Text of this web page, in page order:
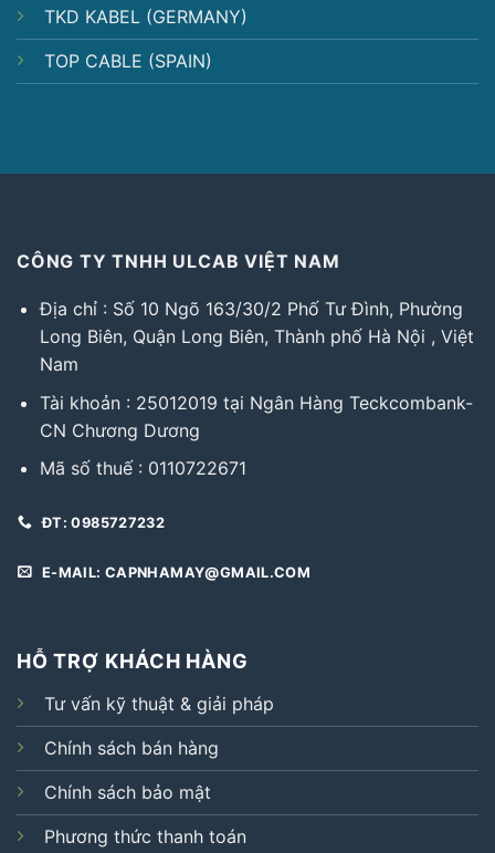
TKD KABEL (GERMANY)
TOP CABLE (SPAIN)
CÔNG TY TNHH ULCAB VIỆT NAM
Địa chỉ : Số 10 Ngõ 163/30/2 Phố Tư Đình, Phường
Long Biên, Quận Long Biên, Thành phố Hà Nội , Việt
Nam
Tài khoản : 25012019 tại Ngân Hàng Teckcombank-
CN Chương Dương
Mã số thuế : 0110722671
ĐT: 0985727232
E-MAIL: CAPNHAMAY@GMAIL.COM
HỖ TRỢ KHÁCH HÀNG
Tư vấn kỹ thuật & giải pháp
Chính sách bán hàng
Chính sách bảo mật
Phương thức thanh toán